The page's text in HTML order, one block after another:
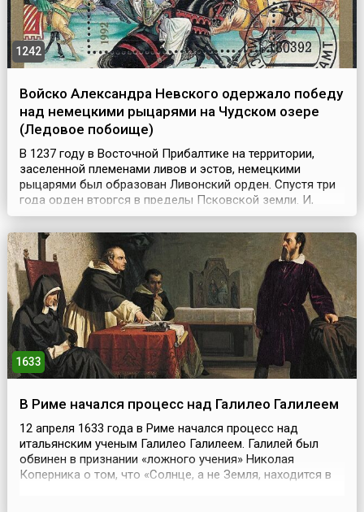
1242
Войско Александра Невского одержало победу
над немецкими рыцарями на Чудском озере
(Ледовое побоище)
В 1237 году в Восточной Прибалтике на территории,
заселенной племенами ливов и эстов, немецкими
рыцарями был образован Ливонский орден. Спустя три
года орден вторгся в пределы Псковской земли. И,
после кратковременной осады немцами, был взят
Изборск. Псковское ополчение, подошедшее к
Изборску, было разбито рыцарями. После чего немцы
перешли реку Великую, разбили палатки под самыми
стенами Пско...
1633
В Риме начался процесс над Галилео Галилеем
12 апреля 1633 года в Риме начался процесс над
итальянским ученым Галилео Галилеем. Галилей был
обвинен в признании «ложного учения» Николая
Коперника о том, что «Солнце, а не Земля, находится в